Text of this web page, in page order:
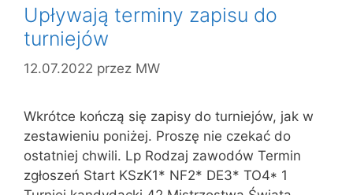
Upływają terminy zapisu do
turniejów
12.07.2022 przez MW
Wkrótce kończą się zapisy do turniejów, jak w
zestawieniu poniżej. Proszę nie czekać do
ostatniej chwili. Lp Rodzaj zawodów Termin
zgłoszeń Start KSzK1* NF2* DE3* TO4* 1